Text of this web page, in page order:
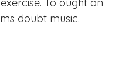
doubt music.